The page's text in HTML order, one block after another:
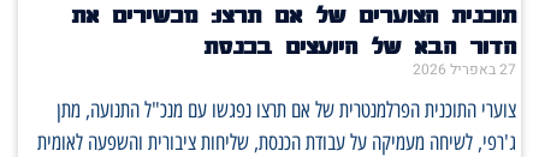
תוכנית הצוערים של אם תרצו: מכשירים את
הדור הבא של היועצים בכנסת
27 באפריל 2026
צוערי התוכנית הפרלמנטרית של אם תרצו נפגשו עם מנכ"ל התנועה, מתן
ג'רפי, לשיחה מעמיקה על עבודת הכנסת, שליחות ציבורית והשפעה לאומית